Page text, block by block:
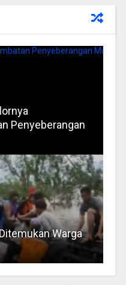
Penyeberangan
Warga